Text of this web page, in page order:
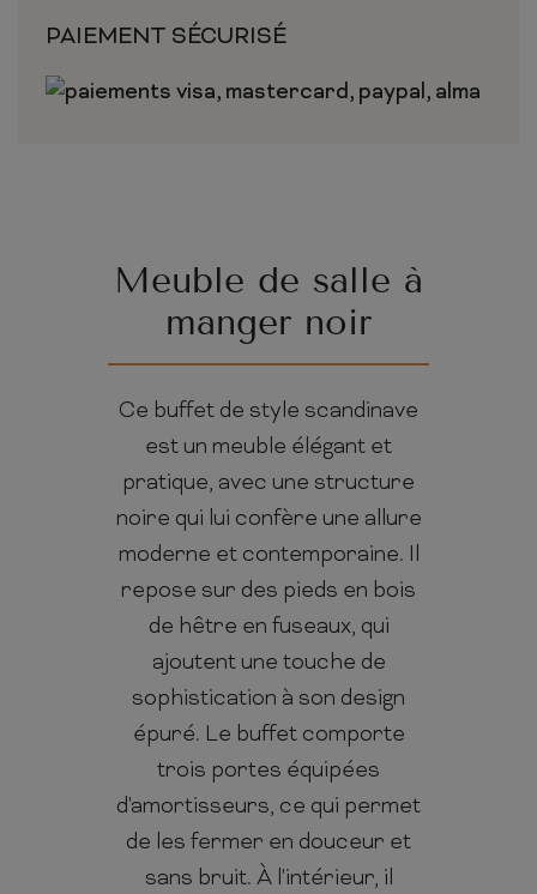
PAIEMENT SÉCURISÉ
Meuble de salle à
manger noir
Ce buffet de style scandinave
est un meuble élégant et
pratique, avec une structure
noire qui lui confère une allure
moderne et contemporaine. Il
repose sur des pieds en bois
de hêtre en fuseaux, qui
ajoutent une touche de
sophistication à son design
épuré. Le buffet comporte
trois portes équipées
d'amortisseurs, ce qui permet
de les fermer en douceur et
sans bruit. À l'intérieur, il